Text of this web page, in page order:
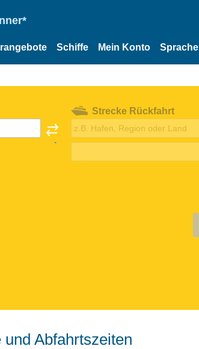
Schiffe Mein Konto Sprache
Strecke Rückfahrt